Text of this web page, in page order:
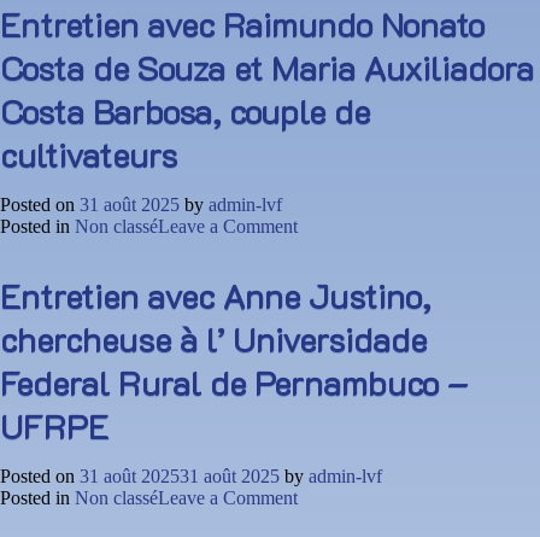
Nadir
Cruz,
coordinatrice
du
Bumba-
meu-
Mestre
Entretien avec Raimundo Nonato
Costa de Souza et Maria Auxiliadora
Costa Barbosa, couple de
cultivateurs
Posted on 31 août 2025 by admin-lvf
Posted in Non classéLeave a Commenton
Raimundo
Nonato
Costa
de
Souza
et
Barbosa,
couple
Entretien avec Anne Justino,
chercheuse à l’ Universidade
Federal Rural de Pernambuco –
UFRPE
Posted on 31 août 202531 août 2025 by admin-lvf
Posted in Non classéLeave a Commenton